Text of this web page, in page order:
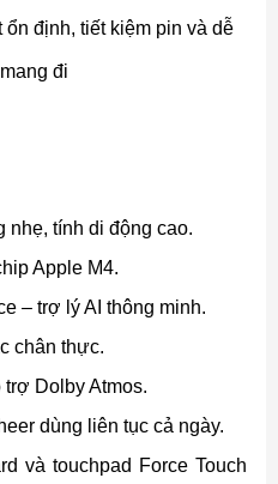
định, tiết kiệm pin và dễ
đi
nhẹ, tính di động cao.
Apple M4.
– trợ lý AI thông minh.
chân thực.
Dolby Atmos.
dùng liên tục cả ngày.
và touchpad Force Touch